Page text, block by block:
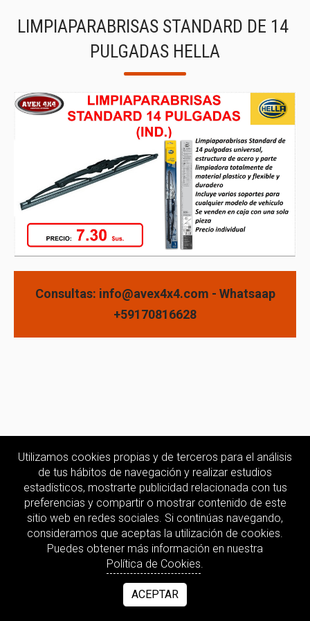
LIMPIAPARABRISAS STANDARD DE 14
PULGADAS HELLA
Consultas: info@avex4x4.com - Whatsaap
+59170816628
Utilizamos cookies propias y de terceros para el análisis
de tus hábitos de navegación y realizar estudios
estadísticos, mostrarte publicidad relacionada con tus
preferencias y compartir o mostrar contenido de este
sitio web en redes sociales. Si continúas navegando,
consideramos que aceptas la utilización de cookies.
Puedes obtener más información en nuestra
Política de Cookies.
ACEPTAR